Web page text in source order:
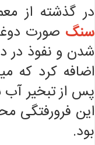
در گذشته از
سنگ صورت
شدن و نفوذ در
اضافه کرد که
پس از تبخیر
این فرورفتگی
بود.